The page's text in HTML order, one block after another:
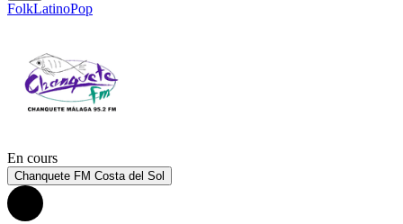
FolkLatinoPop
En cours
Chanquete FM Costa del Sol